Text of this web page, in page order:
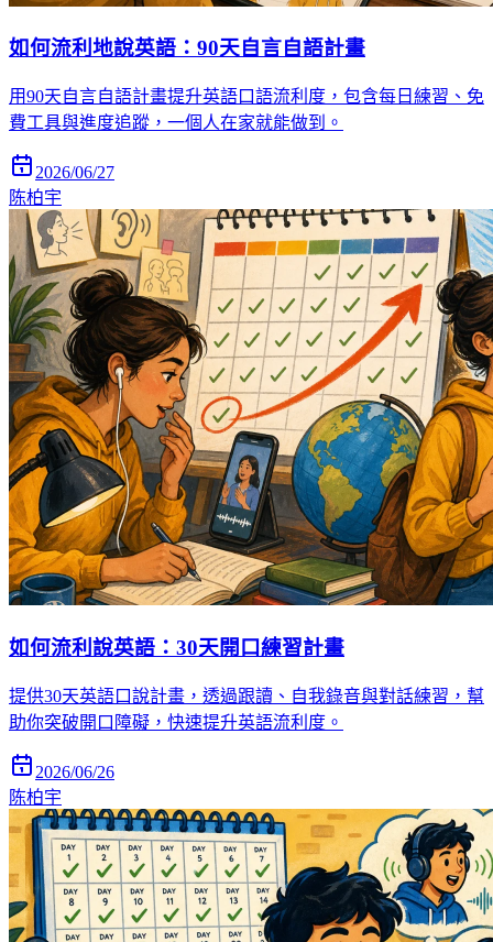
如何流利地說英語：90天自言自語計畫
用90天自言自語計畫提升英語口語流利度，包含每日練習、免
費工具與進度追蹤，一個人在家就能做到。
2026/06/27
陈柏宇
如何流利說英語：30天開口練習計畫
提供30天英語口說計畫，透過跟讀、自我錄音與對話練習，幫
助你突破開口障礙，快速提升英語流利度。
2026/06/26
陈柏宇